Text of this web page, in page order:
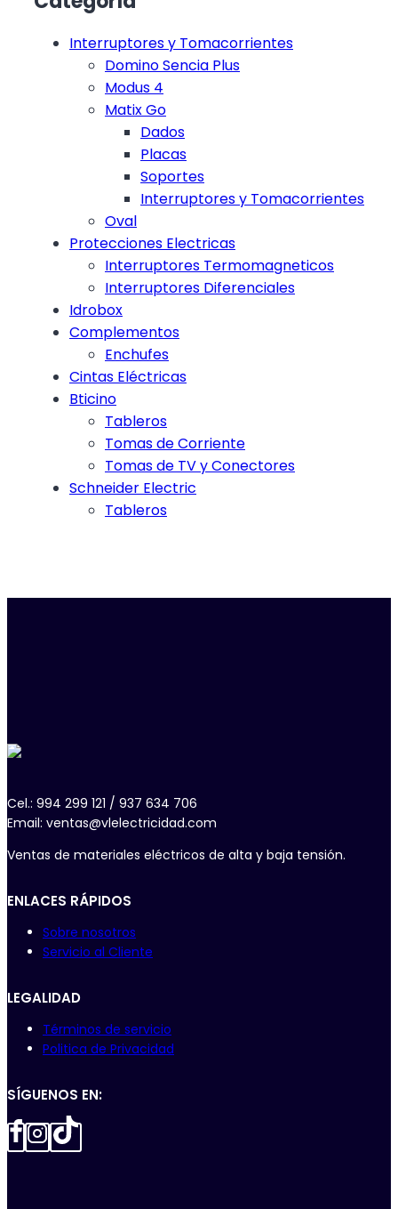
Interruptores y Tomacorrientes
Domino Sencia Plus
Modus 4
Matix Go
Dados
Placas
Soportes
Interruptores y Tomacorrientes
Oval
Protecciones Electricas
Interruptores Termomagneticos
Interruptores Diferenciales
Idrobox
Complementos
Enchufes
Cintas Eléctricas
Bticino
Tableros
Tomas de Corriente
Tomas de TV y Conectores
Schneider Electric
Tableros
Cel.: 994 299 121 / 937 634 706
Email: ventas@vlelectricidad.com
Ventas de materiales eléctricos de alta y baja tensión.
ENLACES RÁPIDOS
Sobre nosotros
Servicio al Cliente
LEGALIDAD
Términos de servicio
Politica de Privacidad
SÍGUENOS EN: